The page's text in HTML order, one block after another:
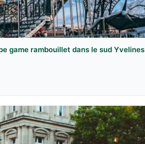
game rambouillet dans le sud Yvelines